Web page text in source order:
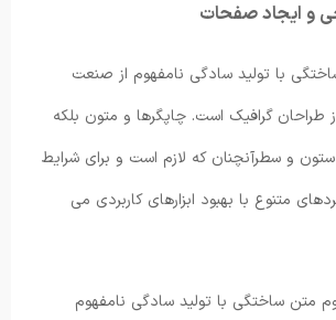
و ایجاد صفحات
با تولید سادگی نامفهوم از صنعت
طراحان گرافیک است. چاپگرها و متون بلکه
و سطرآنچنان که لازم است و برای شرایط
متنوع با بهبود ابزارهای کاربردی می
متن ساختگی با تولید سادگی نامفهوم